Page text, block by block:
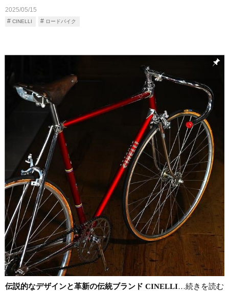
2025/05/15
CINELLI ロードバイク
伝説的なデザインと革新の伝統ブランド CINELLI…続きを読む